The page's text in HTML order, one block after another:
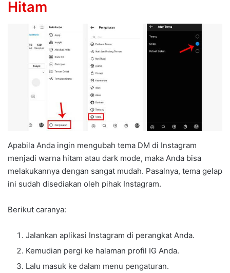
Hitam
Apabila Anda ingin mengubah tema DM di Instagram
menjadi warna hitam atau dark mode, maka Anda bisa
melakukannya dengan sangat mudah. Pasalnya, tema gelap
ini sudah disediakan oleh pihak Instagram.
Berikut caranya:
Jalankan aplikasi Instagram di perangkat Anda.
Kemudian pergi ke halaman profil IG Anda.
Lalu masuk ke dalam menu pengaturan.